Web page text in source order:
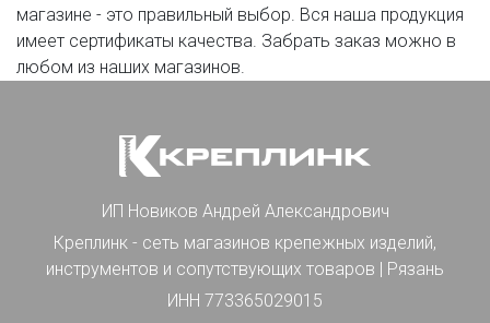
магазине - это правильный выбор. Вся наша продукция
имеет сертификаты качества. Забрать заказ можно в
любом из наших магазинов.
ИП Новиков Андрей Александрович
Креплинк - сеть магазинов крепежных изделий,
инструментов и сопутствующих товаров | Рязань
ИНН 773365029015